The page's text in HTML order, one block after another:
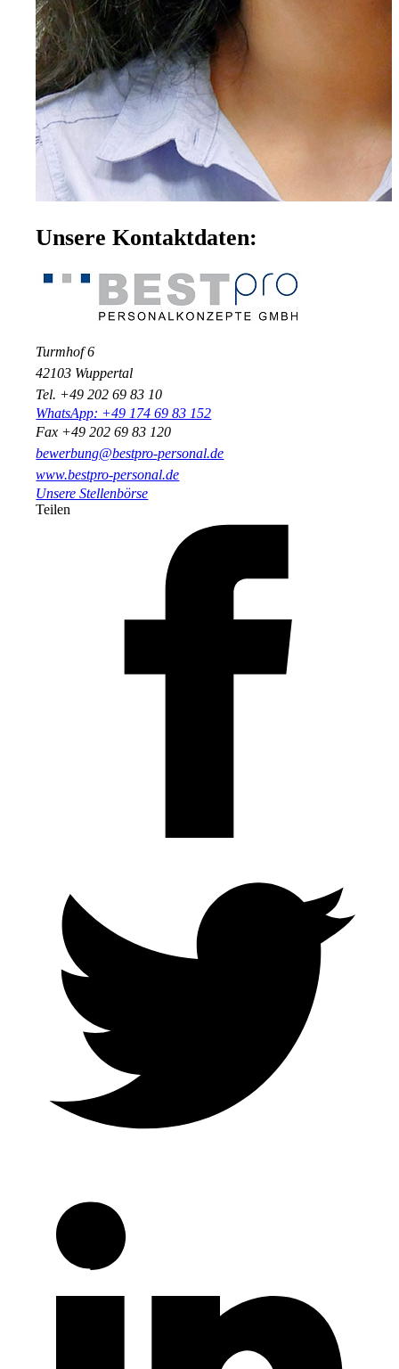
Unsere Kontaktdaten:
Turmhof 6
42103 Wuppertal
Tel. +49 202 69 83 10
WhatsApp: +49 174 69 83 152
Fax +49 202 69 83 120
bewerbung@bestpro-personal.de
www.bestpro-personal.de
Unsere Stellenbörse
Teilen